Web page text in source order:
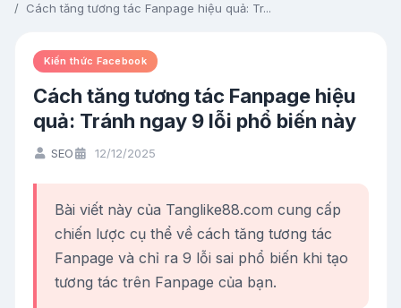
Cách tăng tương tác Fanpage hiệu quả: Tr...
Kiến thức Facebook
Cách tăng tương tác Fanpage hiệu
quả: Tránh ngay 9 lỗi phổ biến này
SEO 12/12/2025
Bài viết này của Tanglike88.com cung cấp
chiến lược cụ thể về cách tăng tương tác
Fanpage và chỉ ra 9 lỗi sai phổ biến khi tạo
tương tác trên Fanpage của bạn.